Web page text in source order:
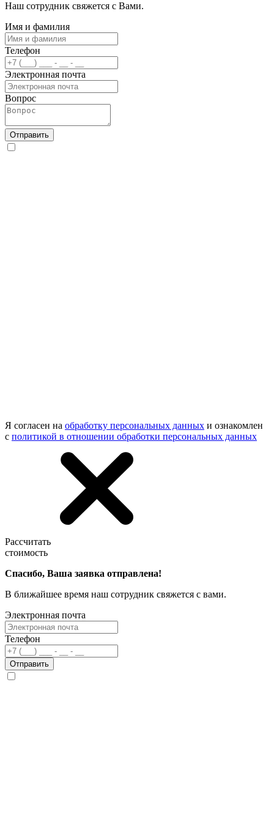
Наш сотрудник свяжется с Вами.
Имя и фамилия
Телефон
Электронная почта
Вопрос
Отправить
Я согласен на обработку персональных данных и ознакомлен
с политикой в отношении обработки персональных данных
Рассчитать
стоимость
Спасибо, Ваша заявка отправлена!
В ближайшее время наш сотрудник свяжется с вами.
Электронная почта
Телефон
Отправить